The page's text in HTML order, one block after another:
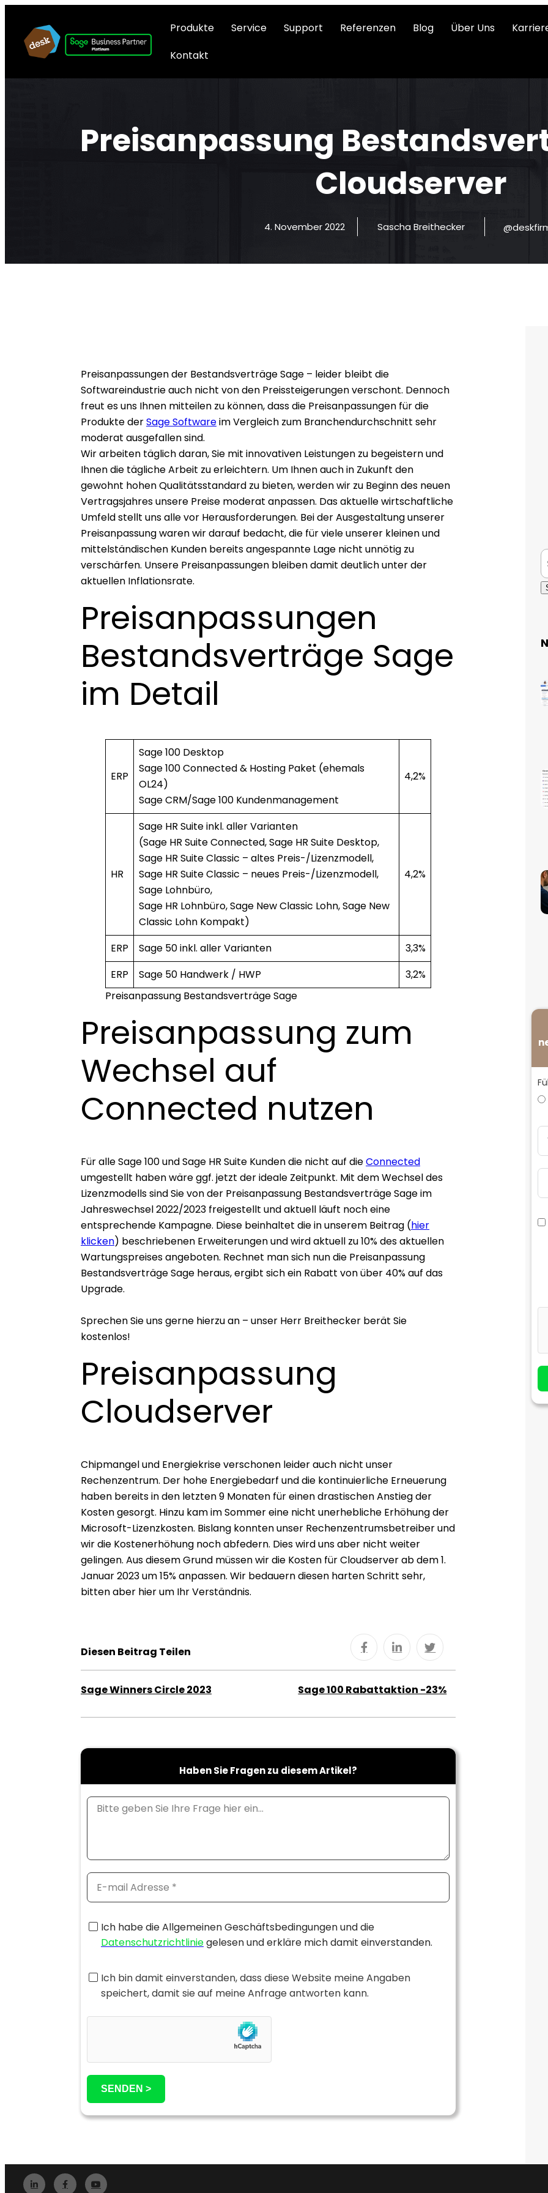
Produkte Service Support Referenzen Blog Über Uns
Kontakt
Preisanpassung
Cloudserver
4. November 2022 Sascha Breithecker
Preisanpassungen der Bestandsverträge Sage – leider bleibt die
Softwareindustrie auch nicht von den Preissteigerungen verschont. Dennoch
freut es uns Ihnen mitteilen zu können, dass die Preisanpassungen für die
Produkte derSage Softwareim Vergleich zum Branchendurchschnitt sehr
moderat ausgefallen sind.
Wir arbeiten täglich daran, Sie mit innovativen Leistungen zu begeistern und
Ihnen die tägliche Arbeit zu erleichtern. Um Ihnen auch in Zukunft den
gewohnt hohen Qualitätsstandard zu bieten, werden wir zu Beginn des neuen
Vertragsjahres unsere Preise moderat anpassen. Das aktuelle wirtschaftliche
Umfeld stellt uns alle vor Herausforderungen. Bei der Ausgestaltung unserer
Preisanpassung waren wir darauf bedacht, die für viele unserer kleinen und
mittelständischen Kunden bereits angespannte Lage nicht unnötig zu
verschärfen. Unsere Preisanpassungen bleiben damit deutlich unter der
aktuellen Inflationsrate.
Preisanpassungen
Bestandsverträge Sage
im Detail
ERP
Sage 100 Desktop
Sage 100 Connected & Hosting Paket (ehemals
OL24)
Sage CRM/Sage 100 Kundenmanagement
4,2%
HR
Sage HR Suite inkl. aller Varianten
(Sage HR Suite Connected, Sage HR Suite Desktop,
Sage HR Suite Classic – altes Preis-/Lizenzmodell,
Sage HR Suite Classic – neues Preis-/Lizenzmodell,
Sage Lohnbüro,
Sage HR Lohnbüro, Sage New Classic Lohn, Sage New
Classic Lohn Kompakt)
4,2%
ERP Sage 50 inkl. aller Varianten
3,3%
ERP
Sage 50 Handwerk / HWP
3,2%
Preisanpassung Bestandsverträge Sage
Preisanpassung zum
Wechsel auf
Connected nutzen
Für alle Sage 100 und Sage HR Suite Kunden die nicht auf dieConnected
umgestellt haben wäre ggf. jetzt der ideale Zeitpunkt. Mit dem Wechsel des
Lizenzmodells sind Sie von der Preisanpassung Bestandsverträge Sage im
Jahreswechsel 2022/2023 freigestellt und aktuell läuft noch eine
entsprechende Kampagne. Diese beinhaltet die in unserem Beitrag (hier
klicken) beschriebenen Erweiterungen und wird aktuell zu 10% des aktuellen
Wartungspreises angeboten. Rechnet man sich nun die Preisanpassung
Bestandsverträge Sage heraus, ergibt sich ein Rabatt von über 40% auf das
Upgrade.
Sprechen Sie uns gerne hierzu an – unser Herr Breithecker berät Sie
kostenlos!
Preisanpassung
Cloudserver
Chipmangel und Energiekrise verschonen leider auch nicht unser
Rechenzentrum. Der hohe Energiebedarf und die kontinuierliche Erneuerung
haben bereits in den letzten 9 Monaten für einen drastischen Anstieg der
Kosten gesorgt. Hinzu kam im Sommer eine nicht unerhebliche Erhöhung der
Microsoft-Lizenzkosten. Bislang konnten unser Rechenzentrumsbetreiber und
wir die Kostenerhöhung noch abfedern. Dies wird uns aber nicht weiter
gelingen. Aus diesem Grund müssen wir die Kosten für Cloudserver ab dem 1.
Januar 2023 um 15% anpassen. Wir bedauern diesen harten Schritt sehr,
bitten aber hier um Ihr Verständnis.
Diesen Beitrag Teilen
Sage Winners Circle 2023 Sage 100 Rabattaktion -23%
Haben Sie Fragen zu diesem Artikel?
Ich habe die Allgemeinen Geschäftsbedingungen und die
Datenschutzrichtliniegelesen und erkläre mich damit einverstanden.
Ich bin damit einverstanden, dass diese Website meine Angaben
speichert, damit sie auf meine Anfrage antworten kann.
SENDEN >